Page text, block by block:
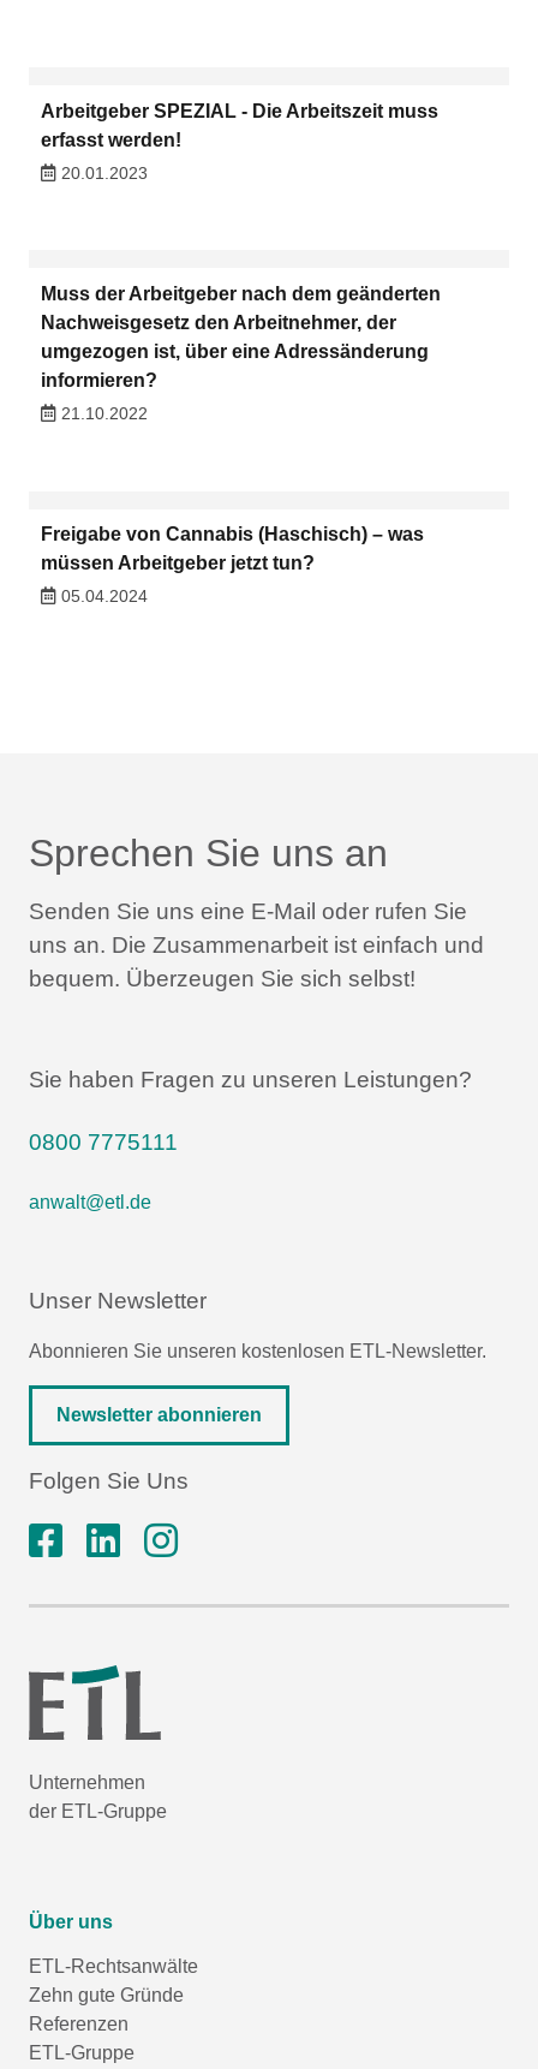
Arbeitgeber SPEZIAL - Die Arbeitszeit muss
erfasst werden!
20.01.2023
Muss der Arbeitgeber nach dem geänderten
Nachweisgesetz den Arbeitnehmer, der
umgezogen ist, über eine Adressänderung
informieren?
21.10.2022
Freigabe von Cannabis (Haschisch) – was
müssen Arbeitgeber jetzt tun?
05.04.2024
Sprechen Sie uns an
Senden Sie uns eine E-Mail oder rufen Sie
uns an. Die Zusammenarbeit ist einfach und
bequem. Überzeugen Sie sich selbst!
Sie haben Fragen zu unseren Leistungen?
0800 7775111
anwalt@etl.de
Unser Newsletter
Abonnieren Sie unseren kostenlosen ETL-Newsletter.
Newsletter abonnieren
Folgen Sie Uns
Unternehmen
der ETL-Gruppe
Über uns
ETL-Rechtsanwälte
Zehn gute Gründe
Referenzen
ETL-Gruppe